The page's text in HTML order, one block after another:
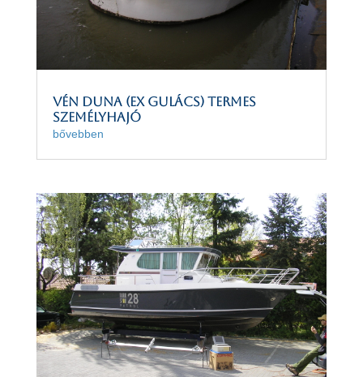
Vén Duna (ex Gulács) termes
személyhajó
bővebben